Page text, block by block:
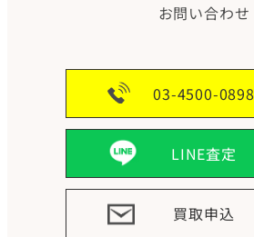
お問い合わせ
03-4500-0898
LINE査定
買取申込